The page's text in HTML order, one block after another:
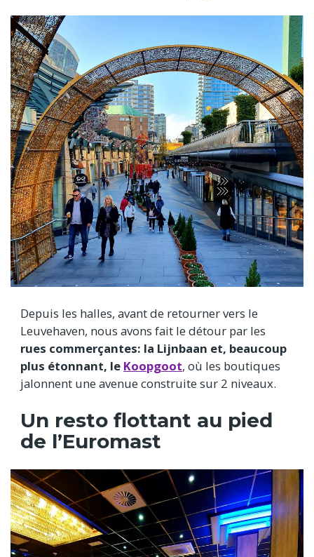
Depuis les halles, avant de retourner vers le
Leuvehaven, nous avons fait le détour par les
rues commerçantes: la Lijnbaan et, beaucoup
plus étonnant, le Koopgoot, où les boutiques
jalonnent une avenue construite sur 2 niveaux.
Un resto flottant au pied
de l’Euromast